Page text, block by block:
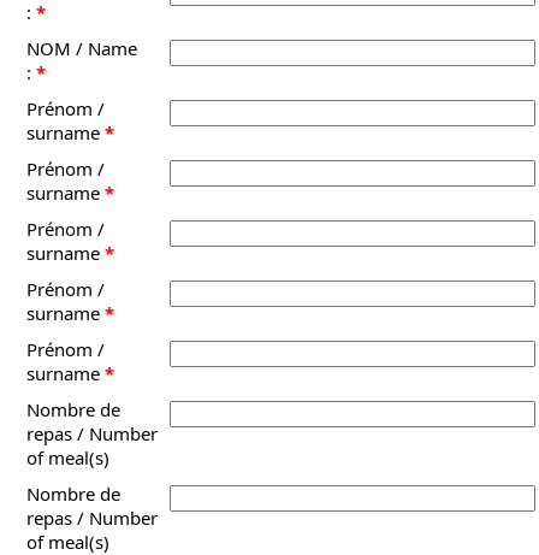
:*
NOM / Name
:*
Prénom /
surname*
Prénom /
surname*
Prénom /
surname*
Prénom /
surname*
Prénom /
surname*
Nombre de
repas / Number
of meal(s)
Nombre de
repas / Number
of meal(s)